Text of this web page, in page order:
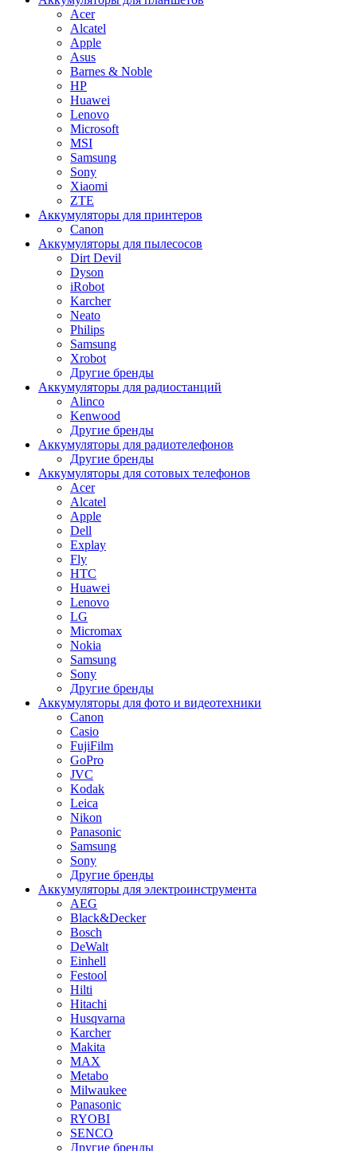
Acer
Alcatel
Apple
Asus
Barnes & Noble
HP
Huawei
Lenovo
Microsoft
MSI
Samsung
Sony
Xiaomi
ZTE
Аккумуляторы для принтеров
Canon
Аккумуляторы для пылесосов
Dirt Devil
Dyson
iRobot
Karcher
Neato
Philips
Samsung
Xrobot
Другие бренды
Аккумуляторы для радиостанций
Alinco
Kenwood
Другие бренды
Аккумуляторы для радиотелефонов
Другие бренды
Аккумуляторы для сотовых телефонов
Acer
Alcatel
Apple
Dell
Explay
Fly
HTC
Huawei
Lenovo
LG
Micromax
Nokia
Samsung
Sony
Другие бренды
Аккумуляторы для фото и видеотехники
Canon
Casio
FujiFilm
GoPro
JVC
Kodak
Leica
Nikon
Panasonic
Samsung
Sony
Другие бренды
Аккумуляторы для электроинструмента
AEG
Black&Decker
Bosch
DeWalt
Einhell
Festool
Hilti
Hitachi
Husqvarna
Karcher
Makita
MAX
Metabo
Milwaukee
Panasonic
RYOBI
SENCO
Другие бренды